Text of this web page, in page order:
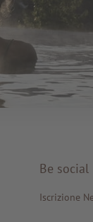
Be social
Iscrizione